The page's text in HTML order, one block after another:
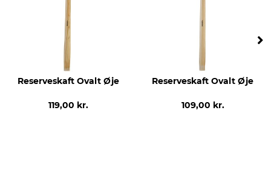
Reserveskaft Ovalt Øje
119,00 kr.
Reserveskaft Ovalt Øje
109,00 kr.